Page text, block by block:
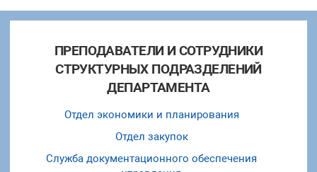
ПРЕПОДАВАТЕЛИ И СОТРУДНИКИ
СТРУКТУРНЫХ ПОДРАЗДЕЛЕНИЙ
ДЕПАРТАМЕНТА
Отдел экономики и планирования
Отдел закупок
Служба документационного обеспечения